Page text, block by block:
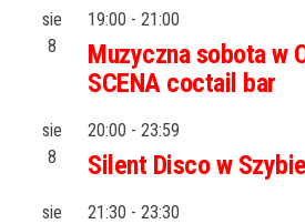
sie
8
19:00 - 21:00
Muzyczna sobota w
SCENA coctail bar
sie
8
20:00 - 23:59
Silent Disco w
sie
21:30 - 23:30